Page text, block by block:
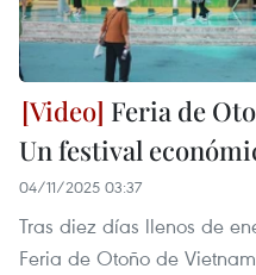
Feria de
Un festival
04/11/2025 03:37
Tras diez días llenos de
Feria de Otoño de